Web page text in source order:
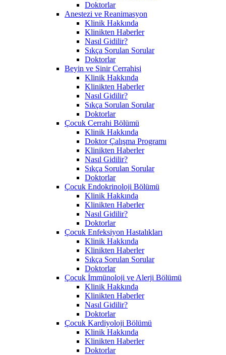
Doktorlar
Anestezi ve Reanimasyon
Klinik Hakkında
Klinikten Haberler
Nasıl Gidilir?
Sıkça Sorulan Sorular
Doktorlar
Beyin ve Sinir Cerrahisi
Klinik Hakkında
Klinikten Haberler
Nasıl Gidilir?
Sıkça Sorulan Sorular
Doktorlar
Çocuk Cerrahi Bölümü
Klinik Hakkında
Doktor Çalışma Programı
Klinikten Haberler
Nasıl Gidilir?
Sıkça Sorulan Sorular
Doktorlar
Çocuk Endokrinoloji Bölümü
Klinik Hakkında
Klinikten Haberler
Nasıl Gidilir?
Doktorlar
Çocuk Enfeksiyon Hastalıkları
Klinik Hakkında
Klinikten Haberler
Sıkça Sorulan Sorular
Doktorlar
Çocuk İmmünoloji ve Alerji Bölümü
Klinik Hakkında
Klinikten Haberler
Nasıl Gidilir?
Doktorlar
Çocuk Kardiyoloji Bölümü
Klinik Hakkında
Klinikten Haberler
Doktorlar